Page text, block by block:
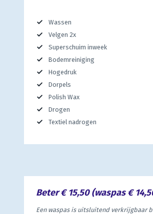
Wassen
Velgen 2x
Superschuim inweek
Bodemreiniging
Hogedruk
Dorpels
Polish Wax
Drogen
Textiel nadrogen
Beter € 15,50 (waspas €
Een waspas is uitsluitend verkrijgbaar